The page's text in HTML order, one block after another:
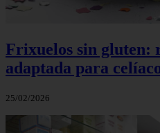
Frixuelos sin gluten:
adaptada para
25/02/2026